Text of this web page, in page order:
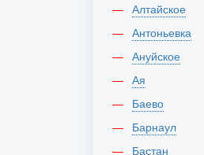
Алтайское
Антоньевка
Ануйское
Ая
Баево
Барнаул
Бастан